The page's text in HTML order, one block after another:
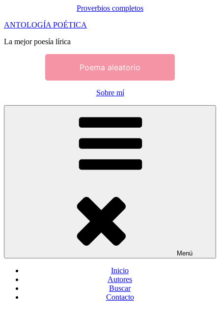
Proverbios completos
Saltar
contenido
ANTOLOGÍA POÉTICA
La mejor poesía lírica
Poema aleatorio
Sobre mí
Menú
Inicio
Autores
Buscar
Contacto